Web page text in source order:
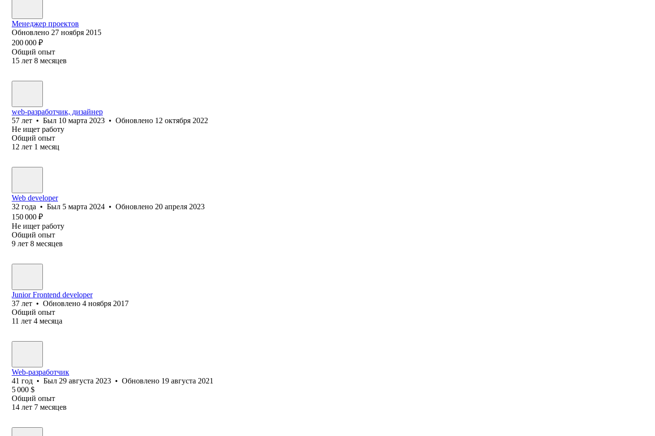
Менеджер проектов
Обновлено 27 ноября 2015
200 000 ₽
Общий опыт
15 лет 8 месяцев
web-разработчик, дизайнер
57 лет • Был 10 марта 2023 • Обновлено 12 октября 2022
Не ищет работу
Общий опыт
12 лет 1 месяц
Web developer
32 года • Был 5 марта 2024 • Обновлено 20 апреля 2023
150 000 ₽
Не ищет работу
Общий опыт
9 лет 8 месяцев
Junior Frontend developer
37 лет • Обновлено 4 ноября 2017
Общий опыт
11 лет 4 месяца
Web-разработчик
41 год • Был 29 августа 2023 • Обновлено 19 августа 2021
5 000 $
Общий опыт
14 лет 7 месяцев